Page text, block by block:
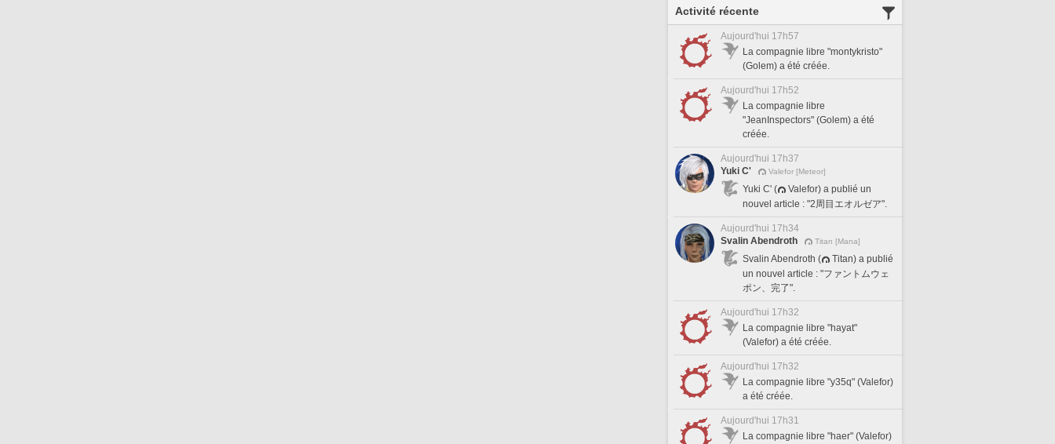
Activité récente
Aujourd'hui 17h57
La compagnie libre "montykristo"
(Golem) a été créée.
Aujourd'hui 17h52
La compagnie libre
"JeanInspectors" (Golem) a été
créée.
Aujourd'hui 17h37
Yuki C'
Valefor [Meteor]
Yuki C' (
Valefor) a publié un
nouvel article : "2周目エオルゼア".
Aujourd'hui 17h34
Svalin Abendroth
Titan [Mana]
Svalin Abendroth (
Titan) a publié
un nouvel article : "ファントムウェ
ポン、完了".
Aujourd'hui 17h32
La compagnie libre "hayat"
(Valefor) a été créée.
Aujourd'hui 17h32
La compagnie libre "y35q" (Valefor)
a été créée.
Aujourd'hui 17h31
La compagnie libre "haer" (Valefor)